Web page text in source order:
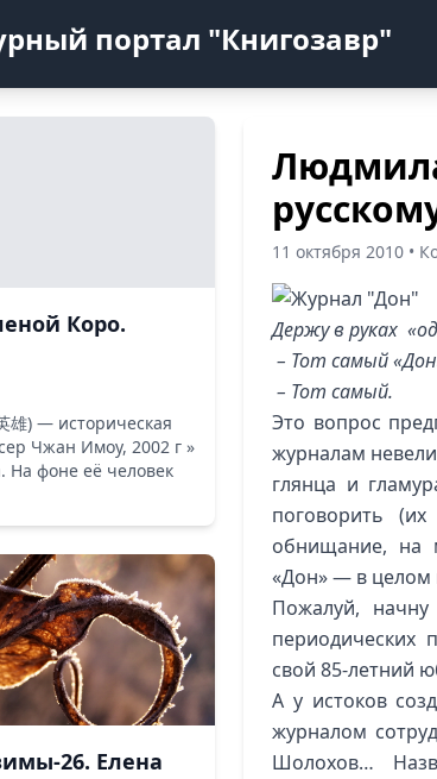
портал "Книгозавр"
Коро.
雄) — историческая
Чжан Имоу, 2002 г »
На фоне её человек
26. Елена
11 октября 2010 •
Держу в руках
– Тот самый
– Тот самый.
Это вопрос
журналам
глянца и
поговорить
обнищание, на
«Дон» — в целом
Пожалуй,
периодических
свой 85-летний
А у истоков
журналом
Шолохов…